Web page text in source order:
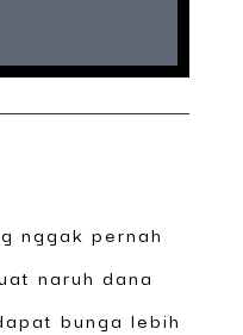
nggak pernah
naruh dana
bunga lebih